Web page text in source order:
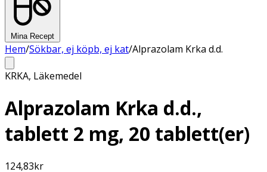
Mina Recept
Hem/Sökbar, ej köpb, ej kat/Alprazolam Krka d.d.
KRKA, Läkemedel
Alprazolam Krka d.d.,
tablett 2 mg, 20 tablett(er)
124,83kr